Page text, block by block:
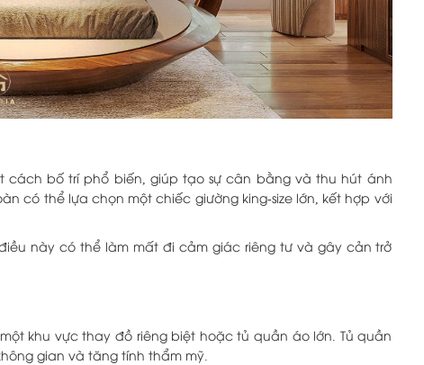
bố trí phổ biến, giúp tạo sự cân bằng và thu hút ánh
có thể lựa chọn một chiếc giường king-size lớn, kết hợp với
này có thể làm mất đi cảm giác riêng tư và gây cản trở
khu vực thay đồ riêng biệt hoặc tủ quần áo lớn. Tủ quần
gian và tăng tính thẩm mỹ.